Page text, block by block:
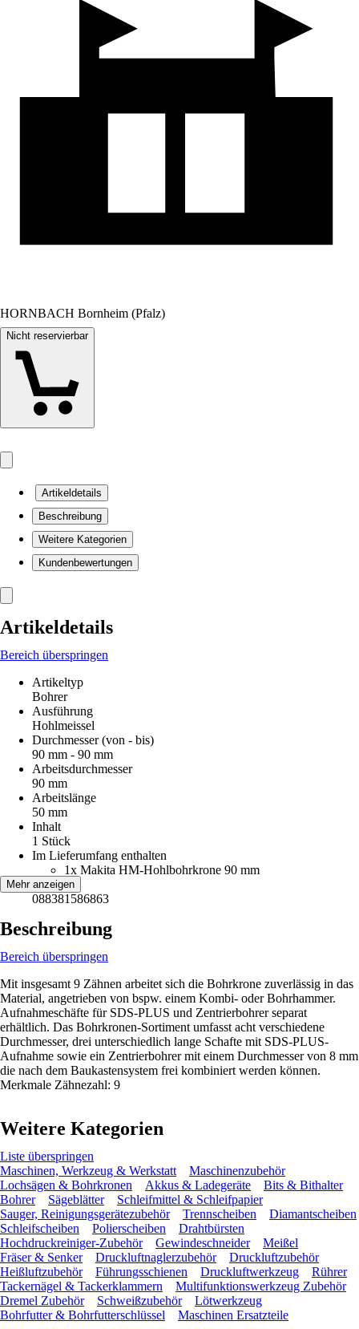
HORNBACH Bornheim (Pfalz)
Nicht reservierbar
Artikeldetails
Beschreibung
Weitere Kategorien
Kundenbewertungen
Artikeldetails
Bereich überspringen
Artikeltyp
Bohrer
Ausführung
Hohlmeissel
Durchmesser (von - bis)
90 mm - 90 mm
Arbeitsdurchmesser
90 mm
Arbeitslänge
50 mm
Inhalt
1 Stück
Im Lieferumfang enthalten
1x Makita HM-Hohlbohrkrone 90 mm
EAN
088381586863
Mehr anzeigen
Beschreibung
Bereich überspringen
Mit insgesamt 9 Zähnen arbeitet sich die Bohrkrone zuverlässig in das
Material, angetrieben von bspw. einem Kombi- oder Bohrhammer.
Aufnahmeschäfte für SDS-PLUS und Zentrierbohrer separat
erhältlich. Das Bohrkronen-Sortiment umfasst acht verschiedene
Durchmesser, drei unterschiedlich lange Schafte mit SDS-PLUS-
Aufnahme sowie ein Zentrierbohrer mit einem Durchmesser von 8 mm
die nach dem Baukastensystem frei kombiniert werden können.
Merkmale Zähnezahl: 9
Weitere Kategorien
Liste überspringen
Maschinen, Werkzeug & Werkstatt
Maschinenzubehör
Lochsägen & Bohrkronen
Akkus & Ladegeräte
Bits & Bithalter
Bohrer
Sägeblätter
Schleifmittel & Schleifpapier
Sauger, Reinigungsgerätezubehör
Trennscheiben
Diamantscheiben
Schleifscheiben
Polierscheiben
Drahtbürsten
Hochdruckreiniger-Zubehör
Gewindeschneider
Meißel
Fräser & Senker
Druckluftnaglerzubehör
Druckluftzubehör
Heißluftzubehör
Führungsschienen Druckluftwerkzeug
Rührer
Tackernägel & Tackerklammern
Multifunktionswerkzeug Zubehör
Dremel Zubehör
Schweißzubehör
Lötwerkzeug
Bohrfutter & Bohrfutterschlüssel
Maschinen Ersatzteile